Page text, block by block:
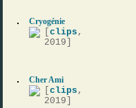
Cryogénie
[clips ,
2019]
Cher Ami
[clips ,
2019]